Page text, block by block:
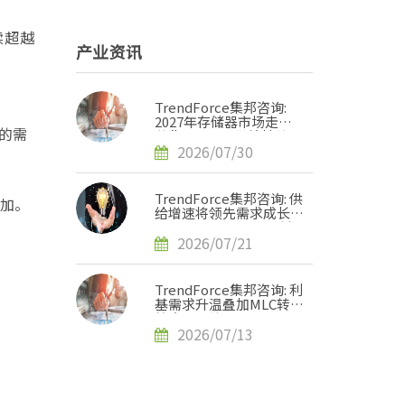
超越
需
。
产业资讯
TrendForce集邦咨询:
2027年存储器市场走势
分化，DRAM供给持续紧
缺、NAND Flash转趋宽
松
2026/07/30
TrendForce集邦咨询: 供
给增速将领先需求成长，
2H27 NAND Flash紧缺
压力有望缓解
2026/07/21
TrendForce集邦咨询: 利
基需求升温叠加MLC转单
效应，预估2H26 SLC
NAND价格将上涨120-
170%
2026/07/13